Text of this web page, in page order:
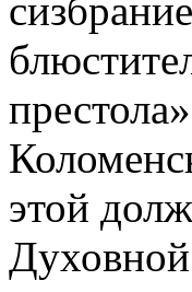
этой